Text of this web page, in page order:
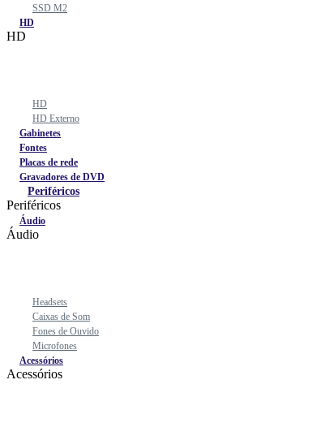
SSD M2
HD
HD
HD
HD Externo
Gabinetes
Fontes
Placas de rede
Gravadores de DVD
Periféricos
Periféricos
Áudio
Áudio
Headsets
Caixas de Som
Fones de Ouvido
Microfones
Acessórios
Acessórios